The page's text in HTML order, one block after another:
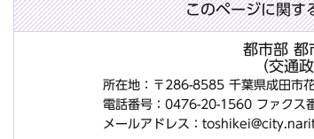
このページに関す
都市部 都
（交通
所在地：〒286-8585 千葉県成田市
電話番号：0476-20-1560 ファクス
メールアドレス：